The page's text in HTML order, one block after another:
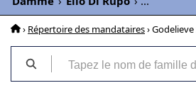
› Répertoire des mandataires›